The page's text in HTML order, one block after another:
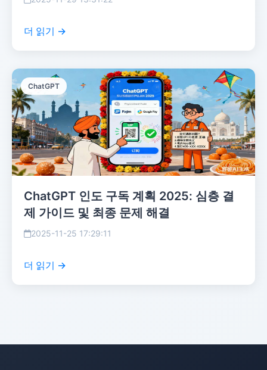
더 읽기 →
ChatGPT
ChatGPT 인도 구독 계획 2025: 심층 결
제 가이드 및 최종 문제 해결
2025-11-25 17:29:11
더 읽기 →